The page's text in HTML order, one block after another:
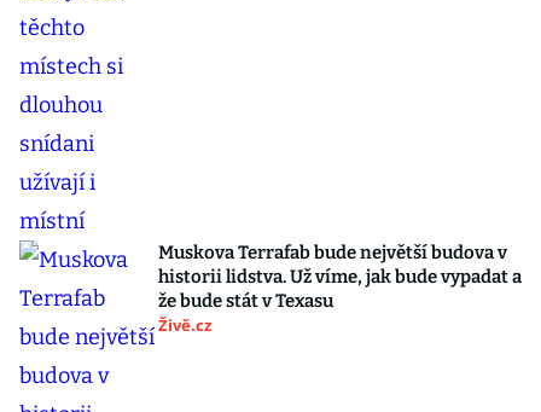
Muskova Terrafab bude největší budova v
historii lidstva. Už víme, jak bude vypadat a
že bude stát v Texasu
Živě.cz